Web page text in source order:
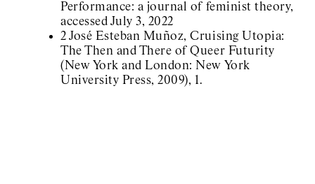
Performance: a journal of feminist theory,
accessed July 3, 2022
2 José Esteban Muñoz, Cruising Utopia:
The Then and There of Queer Futurity
(New York and London: New York
University Press, 2009), 1.